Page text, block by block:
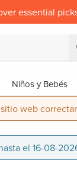
essential
Niños y Bebés
web
el 16-08-